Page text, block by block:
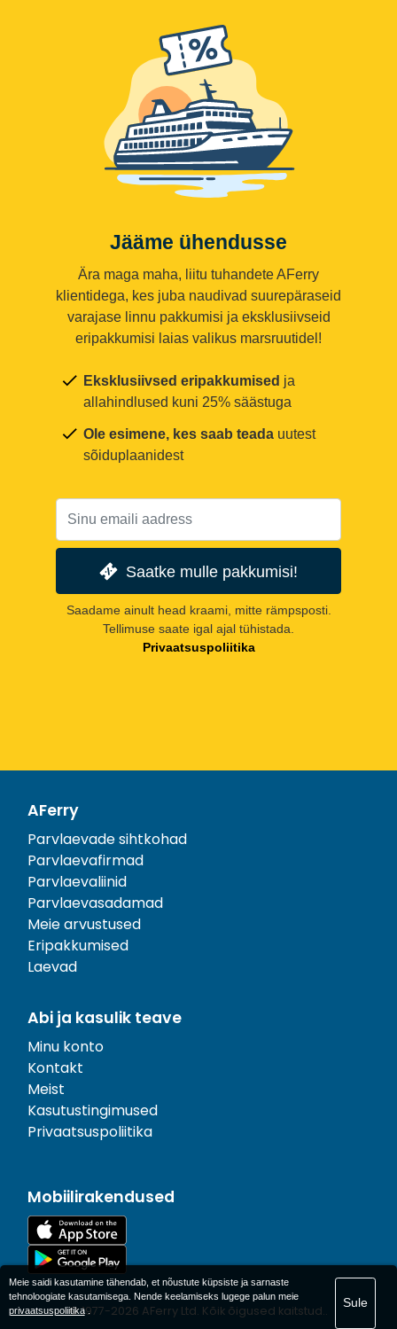
Jääme ühendusse
Ära maga maha, liitu tuhandete AFerry
klientidega, kes juba naudivad suurepäraseid
varajase linnu pakkumisi ja eksklusiivseid
eripakkumisi laias valikus marsruutidel!
Eksklusiivsed eripakkumised ja
allahindlused kuni 25% säästuga
Ole esimene, kes saab teada uutest
sõiduplaanidest
Saatke mulle pakkumisi!
Saadame ainult head kraami, mitte rämpsposti.
Tellimuse saate igal ajal tühistada.
Privaatsuspoliitika
AFerry
Parvlaevade sihtkohad
Parvlaevafirmad
Parvlaevaliinid
Parvlaevasadamad
Meie arvustused
Eripakkumised
Laevad
Abi ja kasulik teave
Minu konto
Kontakt
Meist
Kasutustingimused
Privaatsuspoliitika
Mobiilirakendused
© 1977-2026 AFerry Ltd. Kõik õigused kaitstud..
Meie saidi kasutamine tähendab, et nõustute küpsiste ja sarnaste
tehnoloogiate kasutamisega. Nende keelamiseks lugege palun meie
privaatsuspoliitika.
Sule